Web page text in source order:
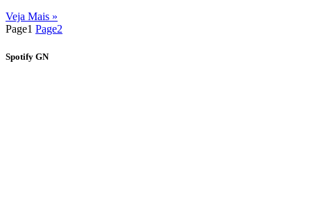
Veja Mais »
Page1 Page2
Spotify GN